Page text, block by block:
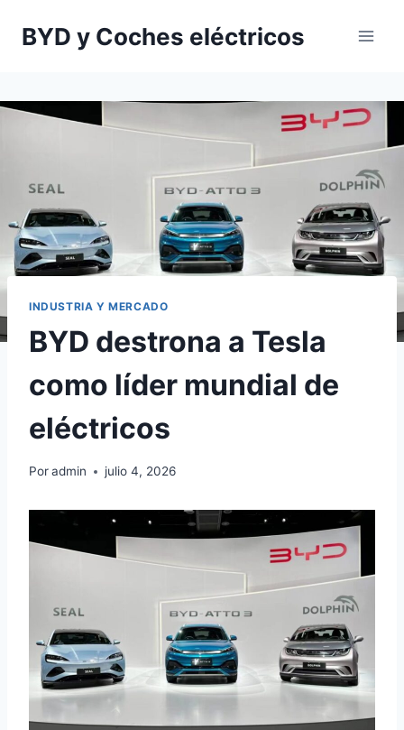
BYD y Coches eléctricos
INDUSTRIA Y MERCADO
BYD destrona a Tesla
como líder mundial de
eléctricos
Poradmin julio 4, 2026